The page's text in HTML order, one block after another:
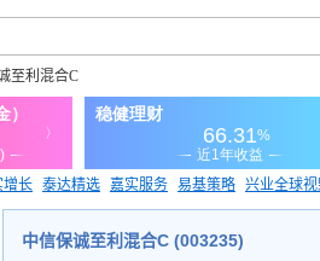
至利混合C
增长 泰达精选 嘉实服务 易基策略 兴业全球
中信保诚至利混合C (003235)